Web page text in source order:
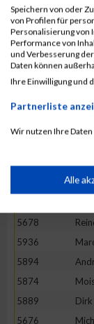
5826
5759
5916
5940
5760
5817
5877
Dirk
5678
5936
5894
5874
5889
Dirk
5676
Speichern von oder
von Profilen für
Personalisierung von
Performance von
und Verbesserung
Daten können
Ihre Einwilligung und
Partnerliste
Wir nutzen Ihre
Speichern
Verwendung
Erstellung von
Verwendung
Alle